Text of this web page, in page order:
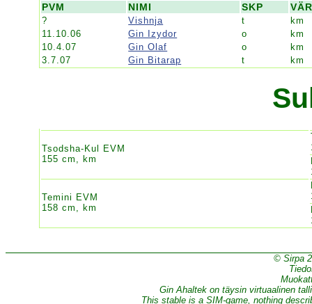
PVM NIMI SKP
? Vishnja t
km
11.10.06
Gin Izydor o
km
10.4.07
Gin Olaf o
km
3.7.07
Gin Bitarap t km
Tsodsha-Kul EVM
155 cm, km
Temini EVM
158 cm, km
© Sirpa
Gin Ahaltek on täysin virtuaalinen
This stable is a SIM-game, nothing